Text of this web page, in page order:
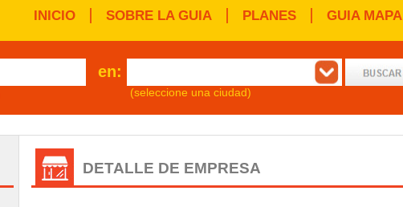
INICIO SOBRE LA GUIA PLANES GUIA MAPA
en:
(seleccione una ciudad)
DETALLE DE EMPRESA